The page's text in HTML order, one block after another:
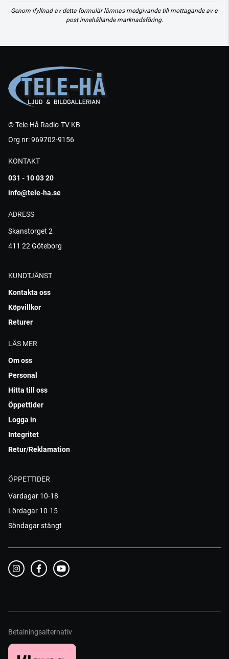
Genom ifyllnad av detta formulär lämnas medgivande till mottagande av e-
post innehållande marknadsföring.
© Tele-Hå Radio-TV KB
Org nr: 969702-9156
KONTAKT
031 - 10 03 20
info@tele-ha.se
ADRESS
Skanstorget 2
411 22 Göteborg
KUNDTJÄNST
Kontakta oss
Köpvillkor
Returer
LÄS MER
Om oss
Personal
Hitta till oss
Öppettider
Logga in
Integritet
Retur/Reklamation
ÖPPETTIDER
Vardagar 10-18
Lördagar 10-15
Söndagar stängt
Betalningsalternativ